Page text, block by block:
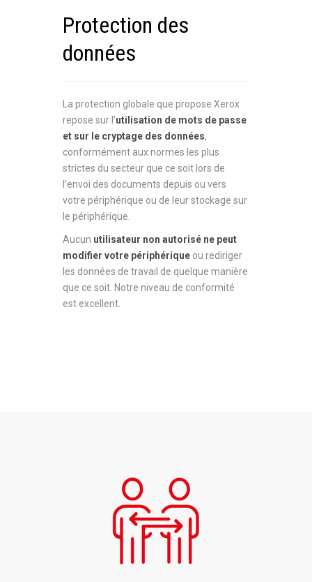
Protection des
données
La protection globale que propose Xerox
repose sur l’utilisation de mots de passe
et sur le cryptage des données,
conformément aux normes les plus
strictes du secteur que ce soit lors de
l’envoi des documents depuis ou vers
votre périphérique ou de leur stockage sur
le périphérique.
Aucun utilisateur non autorisé ne peut
modifier votre périphériqueou rediriger
les données de travail de quelque manière
que ce soit. Notre niveau de conformité
est excellent.